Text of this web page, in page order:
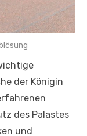
der Königin
des Palastes
und